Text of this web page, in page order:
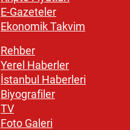
E-Gazeteler
Ekonomik Takvim
Rehber
Yerel Haberler
İstanbul Haberleri
Biyografiler
TV
Foto Galeri